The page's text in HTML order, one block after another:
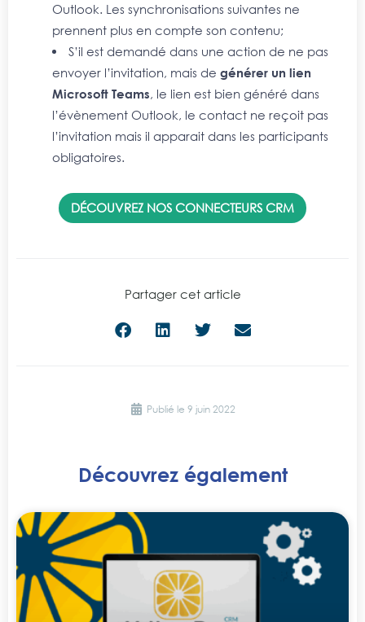
Outlook. Les synchronisations suivantes ne
prennent plus en compte son contenu;
S’il est demandé dans une action de ne pas
envoyer l’invitation, mais de générer un lien
Microsoft Teams , le lien est bien généré dans
l’évènement Outlook, le contact ne reçoit pas
l’invitation mais il apparait dans les participants
obligatoires.
DÉCOUVREZ NOS CONNECTEURS CRM
Partager cet article
Publié le 9 juin 2022
Découvrez également